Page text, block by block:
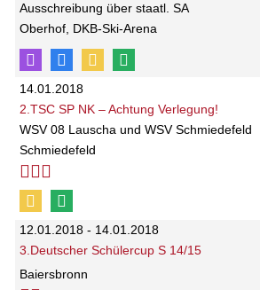
Ausschreibung über staatl. SA
Oberhof, DKB-Ski-Arena
14.01.2018
2.TSC SP NK – Achtung Verlegung!
WSV 08 Lauscha und WSV Schmiedefeld
Schmiedefeld
12.01.2018 - 14.01.2018
3.Deutscher Schülercup S 14/15
Baiersbronn